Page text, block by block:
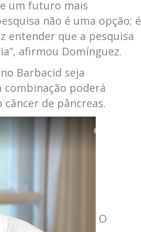
um futuro mais
não é uma opção; é
entender que a pesquisa
​​afirmou Domínguez.
Barbacid seja
combinação poderá
de pâncreas.
O